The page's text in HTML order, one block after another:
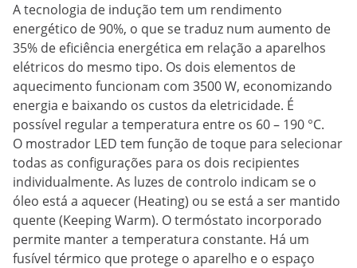
A tecnologia de indução tem um rendimento
energético de 90%, o que se traduz num aumento de
35% de eficiência energética em relação a aparelhos
elétricos do mesmo tipo. Os dois elementos de
aquecimento funcionam com 3500 W, economizando
energia e baixando os custos da eletricidade. É
possível regular a temperatura entre os 60 – 190 °C.
O mostrador LED tem função de toque para selecionar
todas as configurações para os dois recipientes
individualmente. As luzes de controlo indicam se o
óleo está a aquecer (Heating) ou se está a ser mantido
quente (Keeping Warm). O termóstato incorporado
permite manter a temperatura constante. Há um
fusível térmico que protege o aparelho e o espaço